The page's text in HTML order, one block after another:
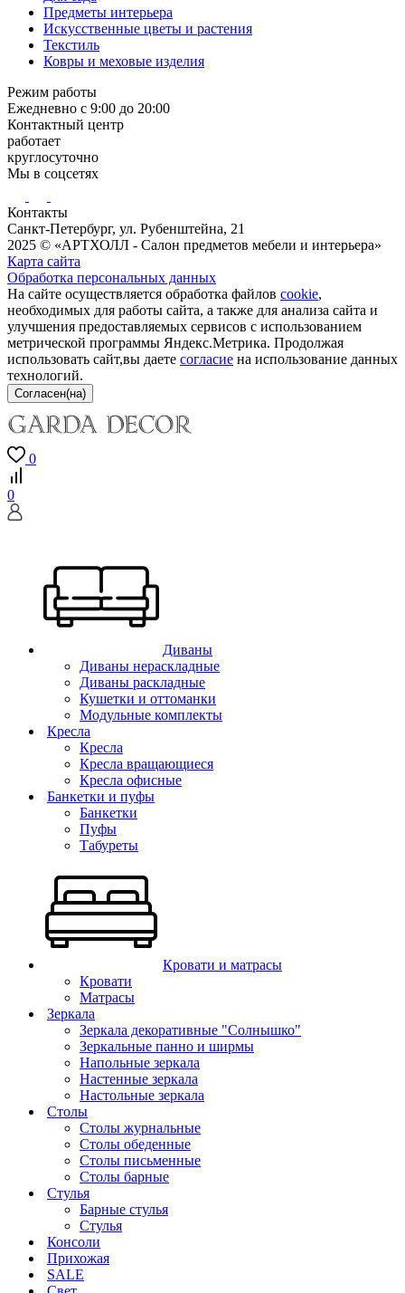
Предметы интерьера
Искусственные цветы и растения
Текстиль
Ковры и меховые изделия
Режим работы
Ежедневно с 9:00 до 20:00
Контактный центр
работает
круглосуточно
Мы в соцсетях
Контакты
Санкт-Петербург, ул. Рубенштейна, 21
2025 © «АРТХОЛЛ - Салон предметов мебели и интерьера»
Карта сайта
Обработка персональных данных
На сайте осуществляется обработка файлов cookie,
необходимых для работы сайта, а также для анализа сайта и
улучшения предоставляемых сервисов с использованием
метрической программы Яндекс.Метрика. Продолжая
использовать сайт,вы даете согласие на использование данных
технологий.
0
0
Диваны
Диваны нераскладные
Диваны раскладные
Кушетки и оттоманки
Модульные комплекты
Кресла
Кресла
Кресла вращающиеся
Кресла офисные
Банкетки и пуфы
Банкетки
Пуфы
Табуреты
Кровати и матрасы
Кровати
Матрасы
Зеркала
Зеркала декоративные "Солнышко"
Зеркальные панно и ширмы
Напольные зеркала
Настенные зеркала
Настольные зеркала
Столы
Столы журнальные
Столы обеденные
Столы письменные
Столы барные
Стулья
Барные стулья
Стулья
Консоли
Прихожая
SALE